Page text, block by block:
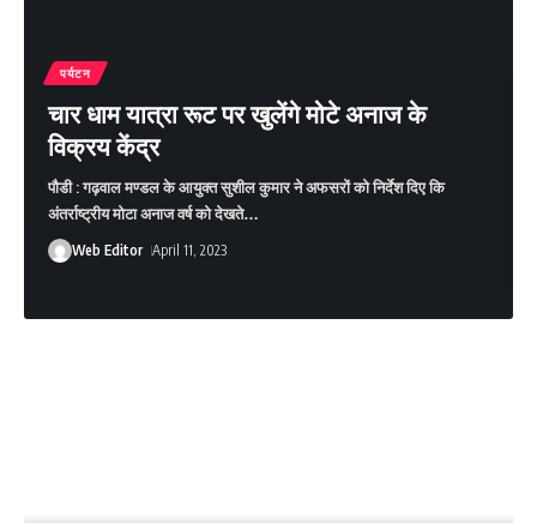
पर्यटन
चार धाम यात्रा रूट पर खुलेंगे मोटे अनाज के
विक्रय केंद्र
पौडी : गढ़वाल मण्डल के आयुक्‍त सुशील कुमार ने अफसरों को निर्देश दिए कि
अंतर्राष्ट्रीय मोटा अनाज वर्ष को देखते…
Web Editor April 11, 2023